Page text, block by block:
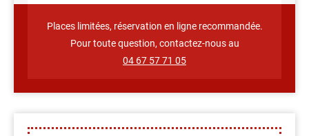
Places limitées, réservation en ligne recommandée.
Pour toute question, contactez-nous au
04 67 57 71 05